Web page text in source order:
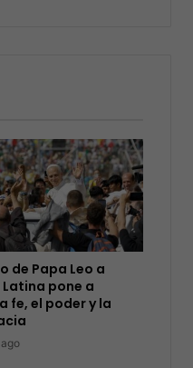
de Papa Leo a
pone a
fe, el poder y la